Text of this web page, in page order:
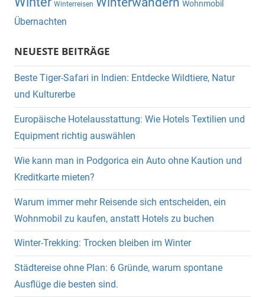
Winterreisen Wohnmobil
Übernachten
NEUESTE BEITRÄGE
Beste Tiger-Safari in Indien: Entdecke Wildtiere, Natur
und Kulturerbe
Europäische Hotelausstattung: Wie Hotels Textilien und
Equipment richtig auswählen
Wie kann man in Podgorica ein Auto ohne Kaution und
Kreditkarte mieten?
Warum immer mehr Reisende sich entscheiden, ein
Wohnmobil zu kaufen, anstatt Hotels zu buchen
Winter-Trekking: Trocken bleiben im Winter
Städtereise ohne Plan: 6 Gründe, warum spontane
Ausflüge die besten sind.